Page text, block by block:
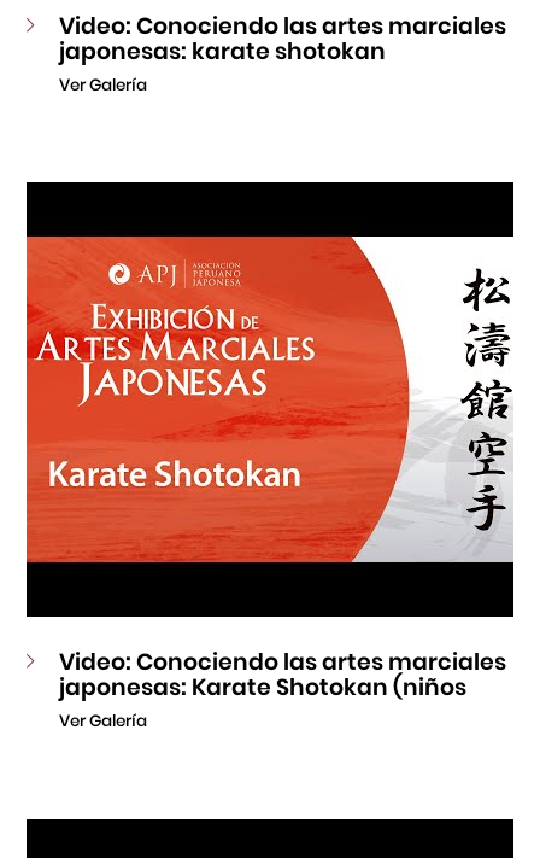
Video: Conociendo las artes marciales
japonesas: karate shotokan
Ver Galería
Video: Conociendo las artes marciales
japonesas: Karate Shotokan (niños
Ver Galería